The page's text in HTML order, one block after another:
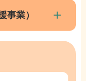
事業）